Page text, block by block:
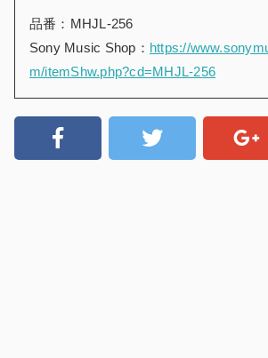
品番：MHJL-256
Sony Music Shop ： https://
m/itemShw.php?cd=MHJL-256